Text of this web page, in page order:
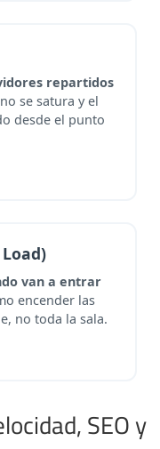
repartidos
se satura y el
desde el punto
van a entrar
encender las
no toda la sala.
SEO y